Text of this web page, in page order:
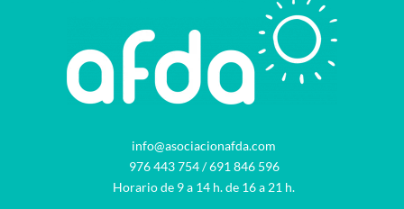
info@asociacionafda.com
976 443 754/691 846 596
Horario de 9 a 14 h. de 16 a 21 h.